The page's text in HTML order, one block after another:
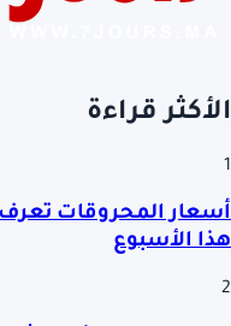
الأكثر قراءة
1
أسعار المحروقات
هذا الأسبوع
2